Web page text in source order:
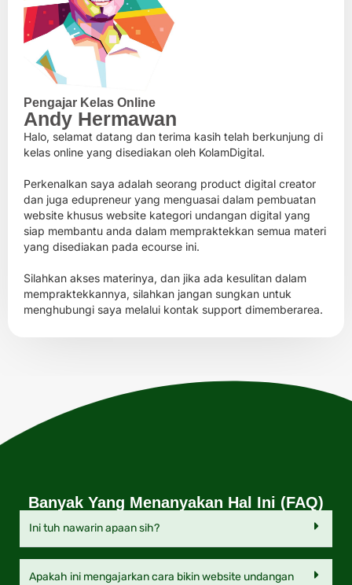
Pengajar Kelas Online
Andy Hermawan
Halo, selamat datang dan terima kasih telah berkunjung di
kelas online yang disediakan oleh KolamDigital.
Perkenalkan saya adalah seorang product digital creator
dan juga edupreneur yang menguasai dalam pembuatan
website khusus website kategori undangan digital yang
siap membantu anda dalam mempraktekkan semua materi
yang disediakan pada ecourse ini.
Silahkan akses materinya, dan jika ada kesulitan dalam
mempraktekkannya, silahkan jangan sungkan untuk
menghubungi saya melalui kontak support dimemberarea.
Banyak Yang Menanyakan Hal Ini (FAQ)
Ini tuh nawarin apaan sih?
Apakah ini mengajarkan cara bikin website undangan